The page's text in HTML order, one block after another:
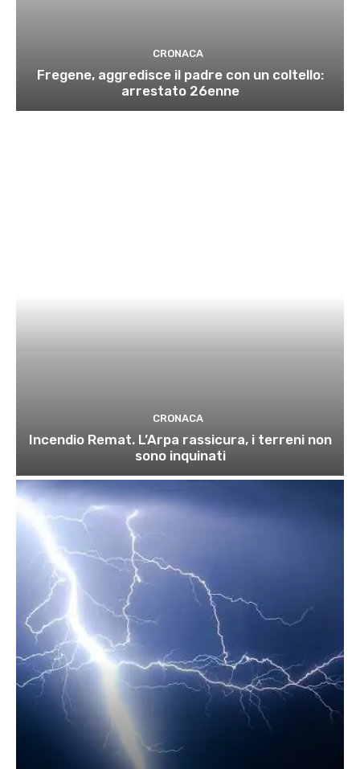
CRONACA
Fregene, aggredisce il padre con un coltello:
arrestato 26enne
CRONACA
Incendio Remat. L’Arpa rassicura, i terreni non
sono inquinati